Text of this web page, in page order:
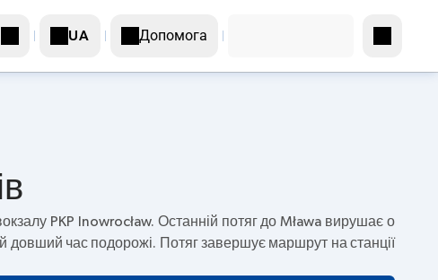
UA Допомога
PKP Inowrocław. Останній потяг до Mława вирушає о
довший час подорожі. Потяг завершує маршрут на станції